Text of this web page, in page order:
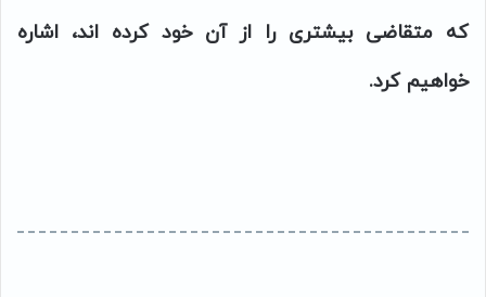
که متقاضی بیشتری را از آن خود کرده اند، اشاره
خواهیم کرد.